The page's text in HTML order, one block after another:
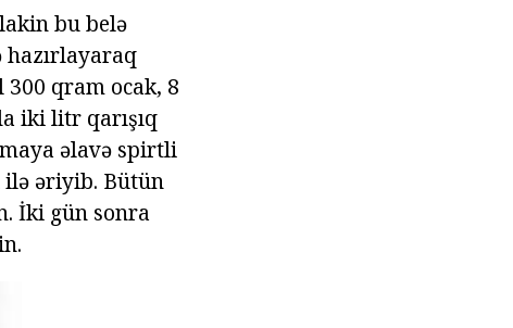
bu belə
qram ocak, 8
iki litr qarışıq
əlavə spirtli
ilə əriyib. Bütün
İki gün sonra